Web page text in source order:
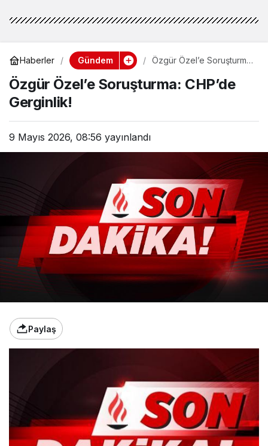
Haberler Gündem
Özgür Özel’e Soruşturma:
Özgür Özel’e Soruşturma: CHP’de
Gerginlik!
9 Mayıs 2026, 08:56 yayınlandı
Paylaş